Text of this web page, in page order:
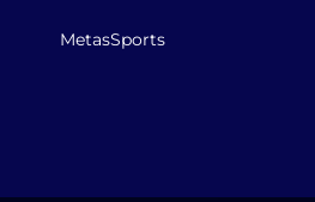
MetasSports